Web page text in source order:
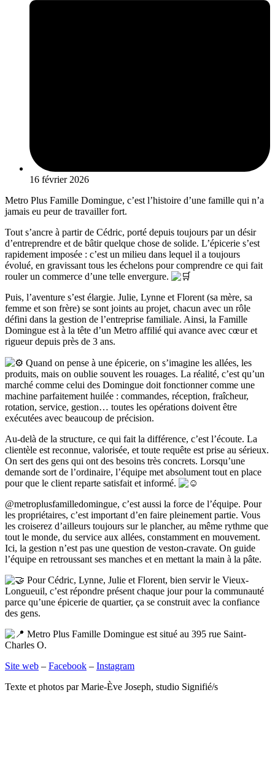
16 février 2026
Metro Plus Famille Domingue, c’est l’histoire d’une famille qui n’a
jamais eu peur de travailler fort.
Tout s’ancre à partir de Cédric, porté depuis toujours par un désir
d’entreprendre et de bâtir quelque chose de solide. L’épicerie s’est
rapidement imposée : c’est un milieu dans lequel il a toujours
évolué, en gravissant tous les échelons pour comprendre ce qui fait
rouler un commerce d’une telle envergure.
Puis, l’aventure s’est élargie. Julie, Lynne et Florent (sa mère, sa
femme et son frère) se sont joints au projet, chacun avec un rôle
défini dans la gestion de l’entreprise familiale. Ainsi, la Famille
Domingue est à la tête d’un Metro affilié qui avance avec cœur et
rigueur depuis près de 3 ans.
Quand on pense à une épicerie, on s’imagine les allées, les
produits, mais on oublie souvent les rouages. La réalité, c’est qu’un
marché comme celui des Domingue doit fonctionner comme une
machine parfaitement huilée : commandes, réception, fraîcheur,
rotation, service, gestion… toutes les opérations doivent être
exécutées avec beaucoup de précision.
Au-delà de la structure, ce qui fait la différence, c’est l’écoute. La
clientèle est reconnue, valorisée, et toute requête est prise au sérieux.
On sert des gens qui ont des besoins très concrets. Lorsqu’une
demande sort de l’ordinaire, l’équipe met absolument tout en place
pour que le client reparte satisfait et informé.
@metroplusfamilledomingue, c’est aussi la force de l’équipe. Pour
les propriétaires, c’est important d’en faire pleinement partie. Vous
les croiserez d’ailleurs toujours sur le plancher, au même rythme que
tout le monde, du service aux allées, constamment en mouvement.
Ici, la gestion n’est pas une question de veston-cravate. On guide
l’équipe en retroussant ses manches et en mettant la main à la pâte.
Pour Cédric, Lynne, Julie et Florent, bien servir le Vieux-
Longueuil, c’est répondre présent chaque jour pour la communauté
parce qu’une épicerie de quartier, ça se construit avec la confiance
des gens.
Metro Plus Famille Domingue est situé au 395 rue Saint-
Charles O.
Site web – Facebook – Instagram
Texte et photos par Marie-Ève Joseph, studio Signifié/s